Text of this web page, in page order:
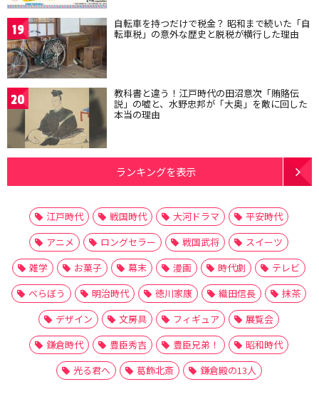
19 自転車を持つだけで税金？ 昭和まで続いた「自
転車税」の意外な歴史と脱税が横行した理由
20 教科書と違う！江戸時代の田沼意次「賄賂伝
説」の嘘と、水野忠邦が「大奥」を敵に回した
本当の理由
ランキングを表示
江戸時代 戦国時代 大河ドラマ
平安時代
アニメ
ロングセラー 戦国武将
スイーツ
雑学
お菓子 幕末 漫画 時代劇
テレビ
べらぼう
明治時代 徳川家康 織田信長
抹茶
デザイン
文房具 フィギュア
展覧会
鎌倉時代
豊臣秀吉 豊臣兄弟！
昭和時代
光る君へ
葛飾北斎 鎌倉殿の13人